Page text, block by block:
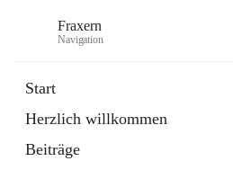
Fraxern
Navigation
Start
Herzlich willkommen
Beiträge
Ordner
in